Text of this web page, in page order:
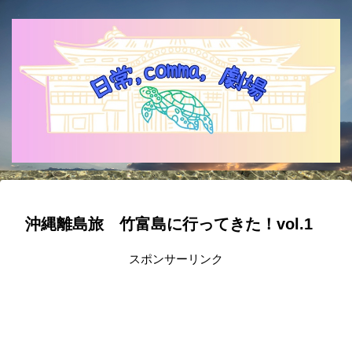
沖縄離島旅 竹富島に行ってきた！vol.1
スポンサーリンク